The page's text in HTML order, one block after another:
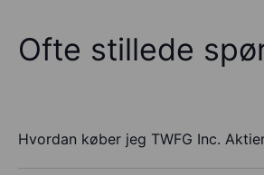
Ofte stillede
Hvordan køber jeg TWFG Inc.